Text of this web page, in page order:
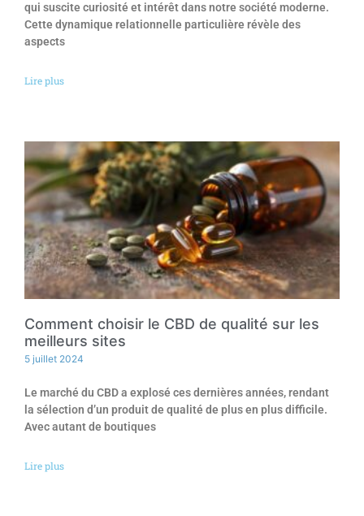
qui suscite curiosité et intérêt dans notre société moderne.
Cette dynamique relationnelle particulière révèle des
aspects
Lire plus
Comment choisir le CBD de qualité sur les
meilleurs sites
5 juillet 2024
Le marché du CBD a explosé ces dernières années, rendant
la sélection d’un produit de qualité de plus en plus difficile.
Avec autant de boutiques
Lire plus